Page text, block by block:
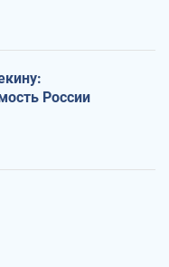
России